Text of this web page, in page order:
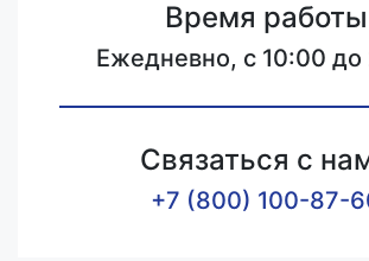
Время работы
Ежедневно, с 10:00 до
Связаться с
+7 (800) 100-87-